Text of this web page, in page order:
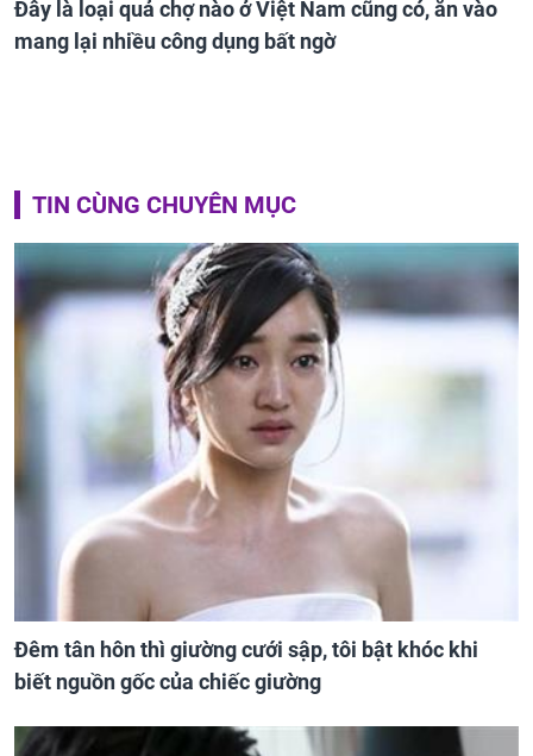
Đây là loại quả chợ nào ở Việt Nam cũng có, ăn vào
mang lại nhiều công dụng bất ngờ
TIN CÙNG CHUYÊN MỤC
Đêm tân hôn thì giường cưới sập, tôi bật khóc khi
biết nguồn gốc của chiếc giường